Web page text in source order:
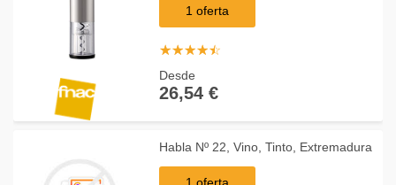
1 oferta
☆☆☆☆☆
★★★★★
Desde
26,54 €
Habla Nº 22, Vino, Tinto, Extremadura